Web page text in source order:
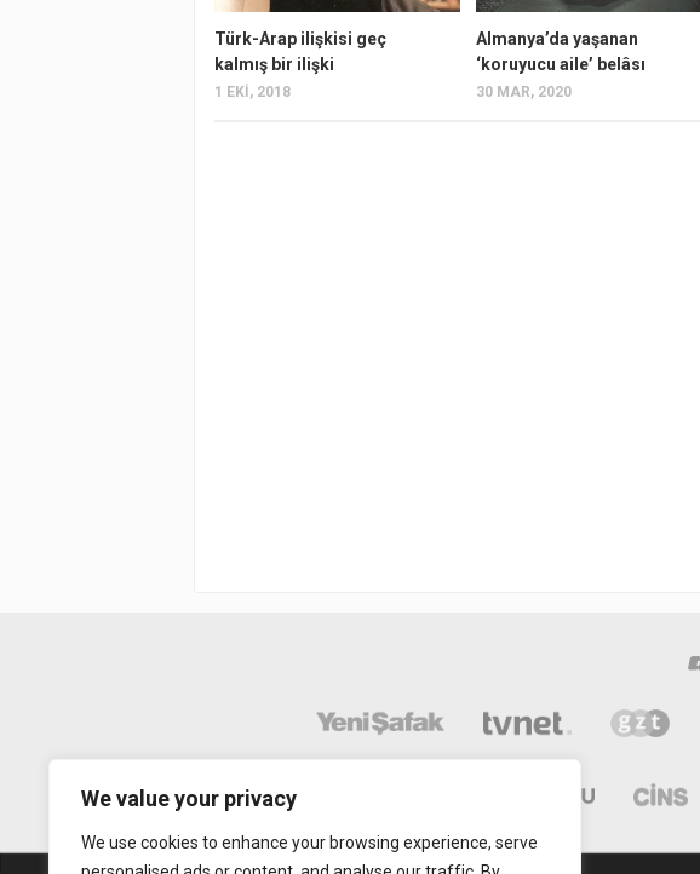
We value your privacy
We use cookies to enhance your browsing experience, serve
Türk-Arap ilişkisi geç
kalmış bir ilişki
1 EKI, 2018
Almanya’da yaşanan
‘koruyucu aile’ belâsı
30 MAR, 2020